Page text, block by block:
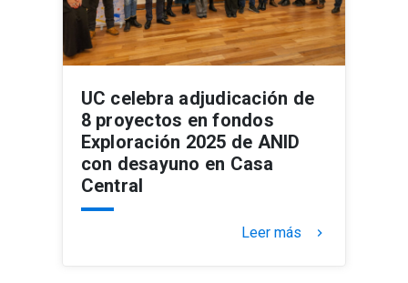
UC celebra adjudicación de
8 proyectos en fondos
Exploración 2025 de ANID
con desayuno en Casa
Central
Leer más keyboard_arrow_right